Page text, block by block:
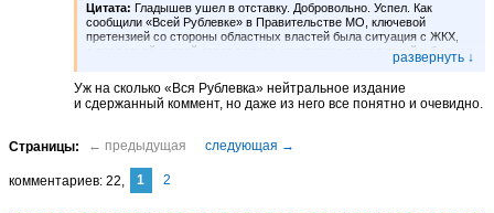
Цитата: Гладышев ушел в отставку. Добровольно. Успел. Как
сообщили «Всей Рублевке» в Правительстве МО, ключевой
претензией со стороны областных властей была ситуация с ЖКХ,
а последней каплей стало полное отсутствие поступлений в бюджет
области от рекламной деятельности на территории района.
Напомним, что реклама долгое время была в ведении Алексея
Щепановского, бывшего сотрудника Администрации района, а ныне
совладельца компании «Рекоди» (1/3 наружных рекламных
Уж на сколько «Вся Рублевка» нейтральное издание
и сдержанный коммент, но даже из него все понятно и очевидно.
комментариев 22 1 2